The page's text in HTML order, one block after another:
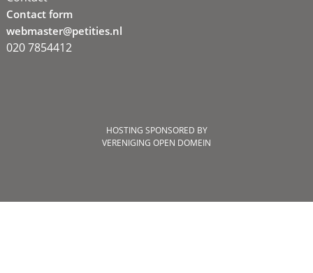
Contact form
webmaster@petities.nl
020 7854412
HOSTING SPONSORED BY
VERENIGING OPEN DOMEIN